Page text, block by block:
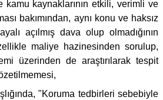
kaynaklarının etkili, verimli ve
bakımından, aynı konu ve haksız
açılmış dava olup olmadığının
maliye hazinesinden sorulup,
üzerinden de araştırılarak tespit
"Koruma tedbirleri sebebiyle